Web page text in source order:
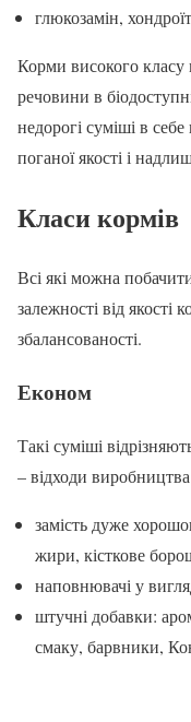
глюкозамін,
Корми високого класу
речовини в
недорогі суміші в
поганої якості і
Класи кормів
Всі які можна
залежності від якості
збалансованості.
Економ
Такі суміші
– відходи
замість дуже
жири, кісткове
наповнювачі у
штучні добавки:
смаку, барвники,